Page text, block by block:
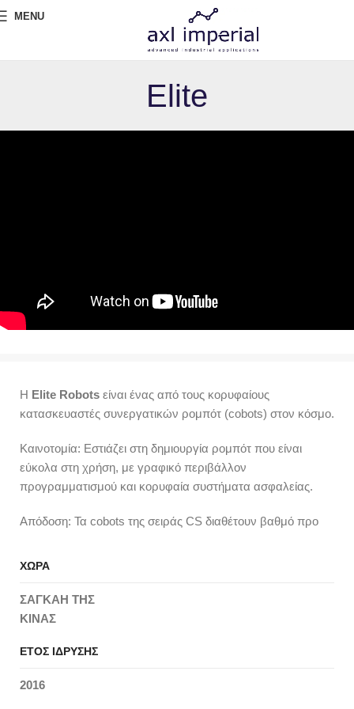
MENU
Elite
Η Elite Robots είναι ένας από τους κορυφαίους
κατασκευαστές συνεργατικών ρομπότ (cobots) στον κόσμο.
Καινοτομία: Εστιάζει στη δημιουργία ρομπότ που είναι
εύκολα στη χρήση, με γραφικό περιβάλλον
προγραμματισμού και κορυφαία συστήματα ασφαλείας.
Απόδοση: Τα cobots της σειράς CS διαθέτουν βαθμό προ
ΧΩΡΑ
ΣΑΓΚΑΗ ΤΗΣ
ΚΙΝΑΣ
ΕΤΟΣ ΙΔΡΥΣΗΣ
2016